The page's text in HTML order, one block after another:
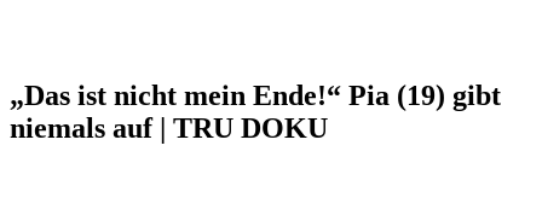
„Das ist nicht mein Ende!“ Pia (19) gibt
niemals auf | TRU DOKU